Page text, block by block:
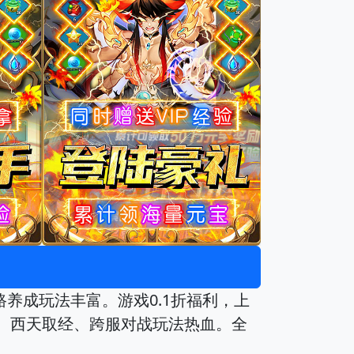
成玩法丰富。游戏0.1折福利，上
西天取经、跨服对战玩法热血。全